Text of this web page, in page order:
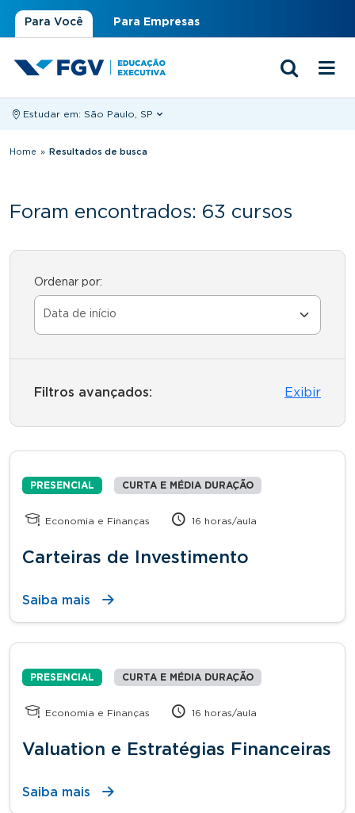
Para Você Para Empresas
Estudar em: São Paulo, SP
Você está aqui
Home » Resultados de busca
Foram encontrados: 63 cursos
Ordenar por:
Filtros avançados: Exibir
PRESENCIAL CURTA E MÉDIA DURAÇÃO
Economia e Finanças 16 horas/aula
Carteiras de Investimento
Saiba mais
PRESENCIAL CURTA E MÉDIA DURAÇÃO
Economia e Finanças 16 horas/aula
Valuation e Estratégias Financeiras
Saiba mais